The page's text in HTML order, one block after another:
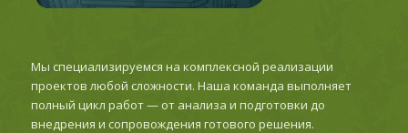
Мы специализируемся на комплексной реализации
проектов любой сложности. Наша команда выполняет
полный цикл работ — от анализа и подготовки до
внедрения и сопровождения готового решения.